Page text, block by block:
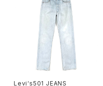
Levi‘s501 JEANS